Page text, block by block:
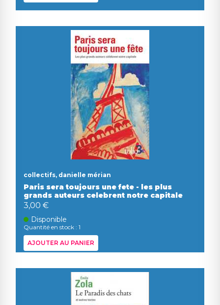
collectifs, danielle mérian
Paris sera toujours une fete - les plus
grands auteurs celebrent notre capitale
3,00 €
Disponible
Quantité en stock : 1
AJOUTER AU PANIER